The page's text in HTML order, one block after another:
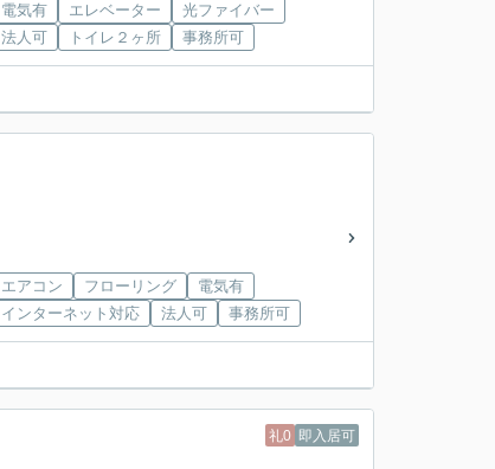
電気有 エレベーター
光ファイバー
法人可
トイレ２ヶ所 事務所可
エアコン フローリング
電気有
インターネット対応
法人可 事務所可
礼0 即入居可